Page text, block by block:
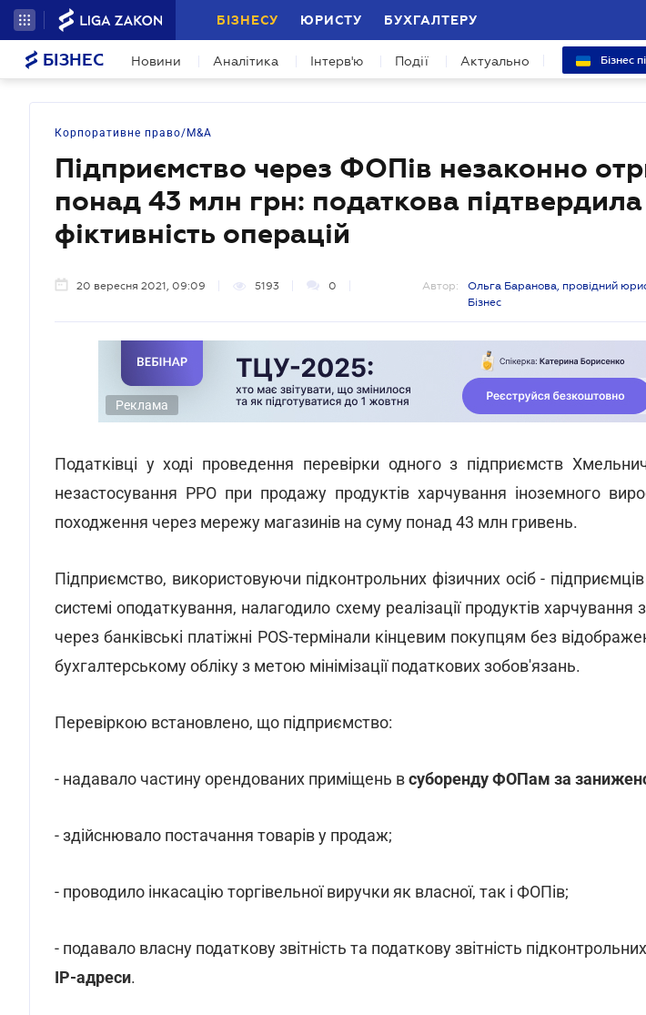
БІЗНЕСУ ЮРИСТУ БУХГАЛТЕРУ
БІЗНЕС Новини Аналітика Інтерв'ю Події Актуально Бізнес
Корпоративне право/M&A
Підприємство через ФОПів незаконно
понад 43 млн грн: податкова підтвердила
фіктивність операцій
20 вересня 2021, 09:09 5193 0 Автор:
Ольга Баранова, провідний
Бізнес
Реклама
Податківці у ході проведення перевірки одного з підприємств
незастосування РРО при продажу продуктів харчування іноземного
походження через мережу магазинів на суму понад 43 млн гривень.
Підприємство, використовуючи підконтрольних фізичних осіб -
системі оподаткування, налагодило схему реалізації продуктів харчування
через банківські платіжні POS-термінали кінцевим покупцям без
бухгалтерському обліку з метою мінімізації податкових зобов'язань.
Перевіркою встановлено, що підприємство:
- надавало частину орендованих приміщень всуборенду ФОПам за
- здійснювало постачання товарів у продаж;
- проводило інкасацію торгівельної виручки як власної, так і ФОПів;
- подавало власну податкову звітність та податкову звітність
IP-адреси.